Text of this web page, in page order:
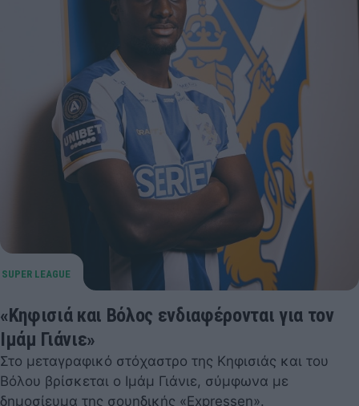
«Κηφισιά και Βόλος ενδιαφέρονται για τον
Ιμάμ Γιάνιε»
Στο μεταγραφικό στόχαστρο της Κηφισιάς και του
Βόλου βρίσκεται ο Ιμάμ Γιάνιε, σύμφωνα με
δημοσίευμα της σουηδικής «Expressen».